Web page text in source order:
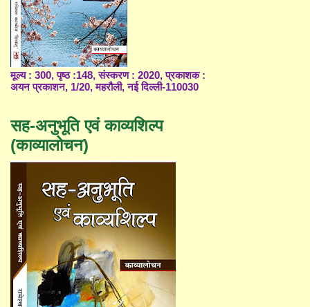
मूल्य : 300, पृष्ठ :148, संस्करण : 2020, प्रकाशक :
अयन प्रकाशन, 1/20, महरौली, नई दिल्ली-110030
सह-अनुभूति एवं काव्यशिल्प
(काव्यालोचन)